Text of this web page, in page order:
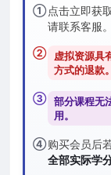
①点击立即获
请联系客服。
② 虚拟资源具
方式的退款。
③ 部分课程无
用。
④购买会员后
全部实际学